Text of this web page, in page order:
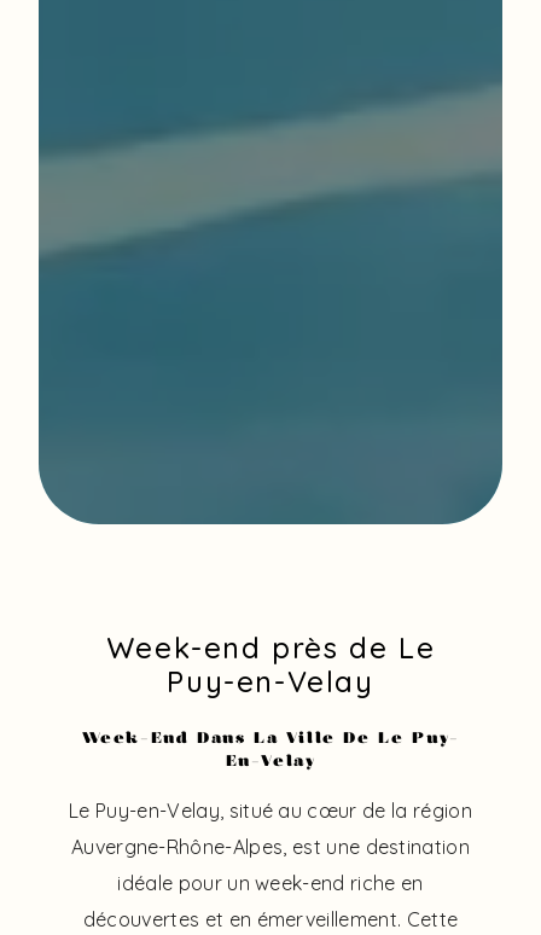
Week-end près de Le
Puy-en-Velay
Week-End Dans La Ville De Le Puy-
En-Velay
Le Puy-en-Velay, situé au cœur de la région
Auvergne-Rhône-Alpes, est une destination
idéale pour un week-end riche en
découvertes et en émerveillement. Cette